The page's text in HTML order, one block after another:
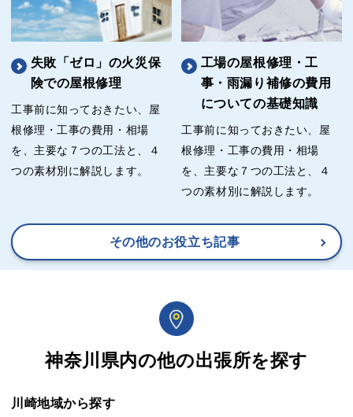
失敗「ゼロ」の火災保
険での屋根修理
工事前に知っておきたい、屋
根修理・工事の費用・相場
を、主要な７つの工法と、４
つの素材別に解説します。
工場の屋根修理・工
事・雨漏り補修の費用
についての基礎知識
工事前に知っておきたい、屋
根修理・工事の費用・相場
を、主要な７つの工法と、４
つの素材別に解説します。
その他のお役立ち記事
神奈川県内の他の出張所を探す
川崎地域から探す